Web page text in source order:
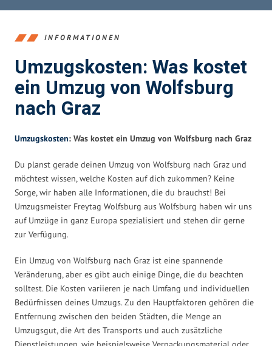
INFORMATIONEN
Umzugskosten: Was kostet
ein Umzug von Wolfsburg
nach Graz
Umzugskosten: Was kostet ein Umzug von Wolfsburg nach Graz
Du planst gerade deinen Umzug von Wolfsburg nach Graz und
möchtest wissen, welche Kosten auf dich zukommen? Keine
Sorge, wir haben alle Informationen, die du brauchst! Bei
Umzugsmeister Freytag Wolfsburg aus Wolfsburg haben wir uns
auf Umzüge in ganz Europa spezialisiert und stehen dir gerne
zur Verfügung.
Ein Umzug von Wolfsburg nach Graz ist eine spannende
Veränderung, aber es gibt auch einige Dinge, die du beachten
solltest. Die Kosten variieren je nach Umfang und individuellen
Bedürfnissen deines Umzugs. Zu den Hauptfaktoren gehören die
Entfernung zwischen den beiden Städten, die Menge an
Umzugsgut, die Art des Transports und auch zusätzliche